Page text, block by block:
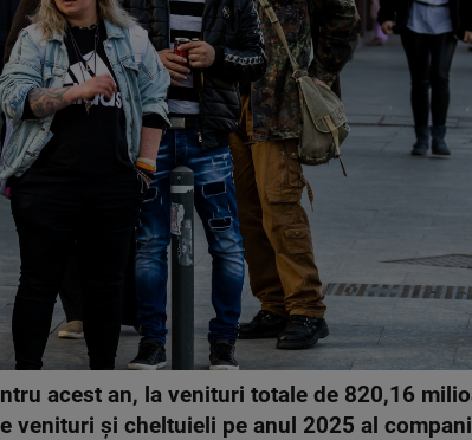
acest an, la venituri totale de 820,16
venituri şi cheltuieli pe anul 2025 al